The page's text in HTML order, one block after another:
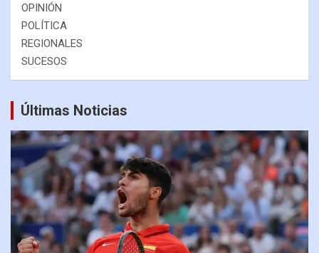
OPINIÓN
POLÍTICA
REGIONALES
SUCESOS
Últimas Noticias